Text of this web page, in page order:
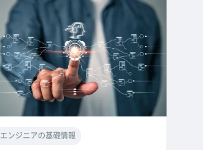
エンジニアの基礎情報